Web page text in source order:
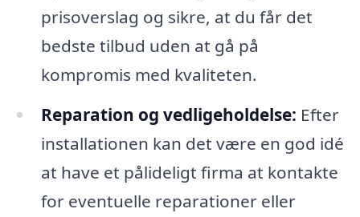
prisoverslag og sikre, at du får det
bedste tilbud uden at gå på
kompromis med kvaliteten.
Reparation og vedligeholdelse: Efter
installationen kan det være en god idé
at have et pålideligt firma at kontakte
for eventuelle reparationer eller